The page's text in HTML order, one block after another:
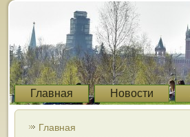
Главная Новости
Главная